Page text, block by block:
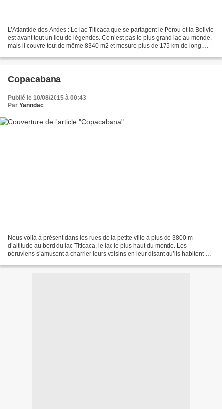
L’Atlantide des Andes : Le lac Titicaca que se partagent le Pérou et la Bolivie
est avant tout un lieu de légendes. Ce n’est pas le plus grand lac au monde,
mais il couvre tout de même 8340 m2 et mesure plus de 175 km de long.
Copacabana
Publié le 10/08/2015 à 00:43
Par Yanndac
Nous voilà à présent dans les rues de la petite ville à plus de 3800 m
d’altitude au bord du lac Titicaca, le lac le plus haut du monde. Les
péruviens s’amusent à charrier leurs voisins en leur disant qu’ils habitent du